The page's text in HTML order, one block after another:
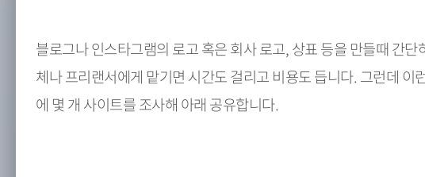
블로그나 인스타그램의 로고 혹은 회사 로고, 상표 등을 만들때 간
체나 프리랜서에게 맡기면 시간도 걸리고 비용도 듭니다. 그런데
에 몇 개 사이트를 조사해 아래 공유합니다.